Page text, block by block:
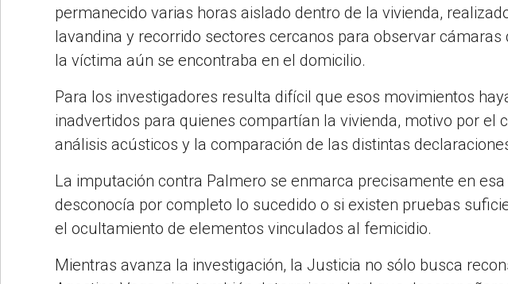
permanecido varias horas aislado dentro de la vivienda,
lavandina y recorrido sectores cercanos para observar
la víctima aún se encontraba en el domicilio.
Para los investigadores resulta difícil que esos movimientos
inadvertidos para quienes compartían la vivienda, motivo por el
análisis acústicos y la comparación de las distintas
La imputación contra Palmero se enmarca precisamente en
desconocía por completo lo sucedido o si existen pruebas
el ocultamiento de elementos vinculados al femicidio.
Mientras avanza la investigación, la Justicia no sólo busca